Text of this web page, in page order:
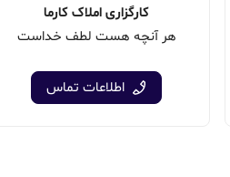
کارگزاری املاک کارما
هر آنچه هست لطف خداست
اطلاعات تماس